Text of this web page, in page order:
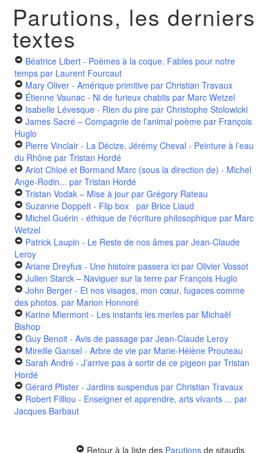
Parutions, les derniers
textes
Béatrice Libert - Poèmes à la coque. Fables pour notre
temps par Laurent Fourcaut
Mary Oliver - Amérique primitive par Christian Travaux
Étienne Vaunac - Ni de furieux chablis par Marc Wetzel
Isabelle Lévesque - Rien du pire par Christophe Stolowicki
James Sacré – Compagnie de l’animal poème par François
Huglo
Pierre Vinclair - La Décize, Jérémy Cheval - Peinture à l’eau
du Rhône par Tristan Hordé
Ariot Chloé et Bormand Marc (sous la direction de) - Michel
Ange-Rodin... par Tristan Hordé
Tristan Vodak – Mise à jour par Grégory Rateau
Suzanne Doppelt - Flip box par Brice Liaud
Michel Guérin - éthique de l'écriture philosophique par Marc
Wetzel
Patrick Laupin - Le Reste de nos âmes par Jean-Claude
Leroy
Ariane Dreyfus - Une histoire passera ici par Olivier Vossot
Julien Starck – Naviguer sur la terre par François Huglo
John Berger - Et nos visages, mon cœur, fugaces comme
des photos. par Marion Honnoré
Karine Miermont - Les instants les merles par Michaël
Bishop
Guy Benoit - Avis de passage par Jean-Claude Leroy
Mireille Gansel - Arbre de vie par Marie-Hélène Prouteau
Sarah André - J’arrive pas à sortir de ce pigeon par Tristan
Hordé
Gérard Pfister - Jardins suspendus par Christian Travaux
Robert Filliou - Enseigner et apprendre, arts vivants ... par
Jacques Barbaut
Retour à la liste des Parutions de sitaudis